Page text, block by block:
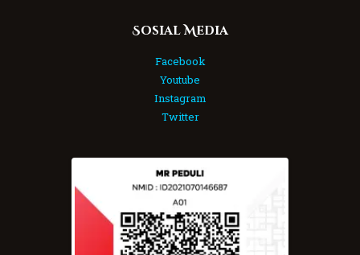
Sosial Media
Facebook
Youtube
Instagram
Twitter